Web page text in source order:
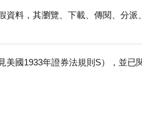
資料，其瀏覽、下載、傳閱、分
國1933年證券法規則S），並已